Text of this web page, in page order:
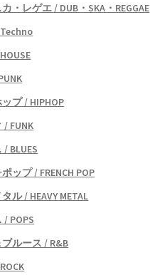
・レゲエ / DUB・SKA・REGGAE
プ / HIPHOP
/ FUNK
BLUES
ップ / FRENCH POP
ル / HEAVY METAL
POPS
ルース / R&B